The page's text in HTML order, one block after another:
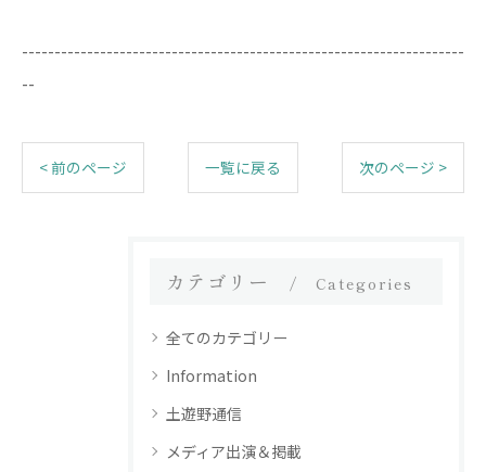
--------------------------------------------------------------------
--
< 前のページ 一覧に戻る 次のページ >
カテゴリー Categories
全てのカテゴリー
Information
土遊野通信
メディア出演＆掲載